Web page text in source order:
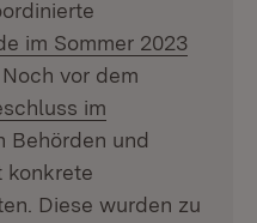
im Sommer 2023
. Noch vor dem
im
Behörden und
konkrete
Diese wurden zu